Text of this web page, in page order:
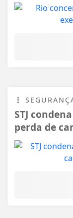
STJ
perda de